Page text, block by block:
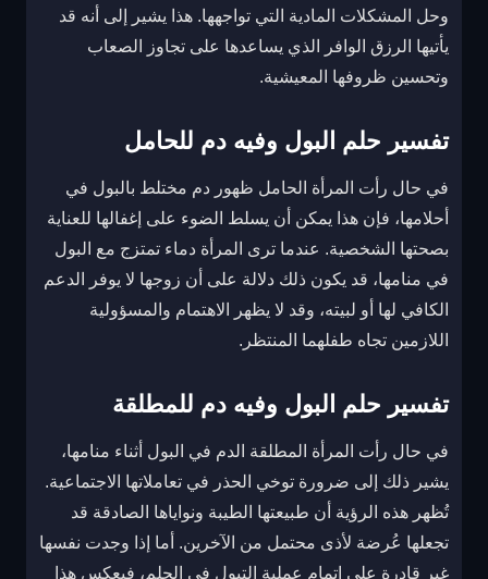
وحل المشكلات المادية التي تواجهها. هذا يشير إلى أنه قد
يأتيها الرزق الوافر الذي يساعدها على تجاوز الصعاب
وتحسين ظروفها المعيشية.
تفسير حلم البول وفيه دم للحامل
في حال رأت المرأة الحامل ظهور دم مختلط بالبول في
أحلامها، فإن هذا يمكن أن يسلط الضوء على إغفالها للعناية
بصحتها الشخصية. عندما ترى المرأة دماء تمتزج مع البول
في منامها، قد يكون ذلك دلالة على أن زوجها لا يوفر الدعم
الكافي لها أو لبيته، وقد لا يظهر الاهتمام والمسؤولية
اللازمين تجاه طفلهما المنتظر.
تفسير حلم البول وفيه دم للمطلقة
في حال رأت المرأة المطلقة الدم في البول أثناء منامها،
يشير ذلك إلى ضرورة توخي الحذر في تعاملاتها الاجتماعية.
تُظهر هذه الرؤية أن طبيعتها الطيبة ونواياها الصادقة قد
تجعلها عُرضة لأذى محتمل من الآخرين. أما إذا وجدت نفسها
غير قادرة على إتمام عملية التبول في الحلم، فيعكس هذا